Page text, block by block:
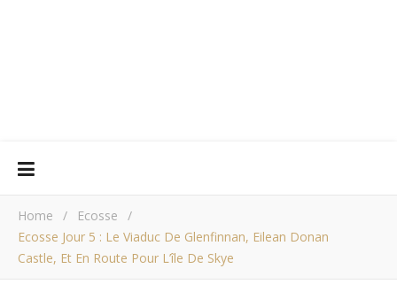
Home / Ecosse
/
Ecosse Jour 5 : Le Viaduc De Glenfinnan, Eilean Donan
Castle, Et En Route Pour L’île De Skye